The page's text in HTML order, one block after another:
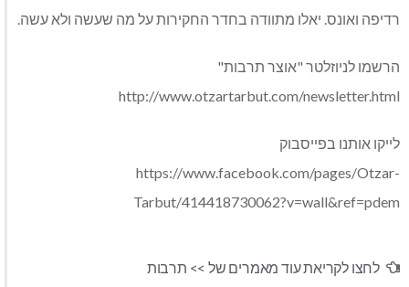
רדיפה ואונס. יאלו מתוודה בחדר החקירות על מה שעשה ולא עשה.
הרשמו לניוזלטר "אוצר תרבות"
http://www.otzartarbut.com/newsletter.html
לייקו אותנו בפייסבוק
https://www.facebook.com/pages/Otzar-
Tarbut/414418730062?v=wall&ref=pdem
לחצו לקריאת עוד מאמרים של >> תרבות